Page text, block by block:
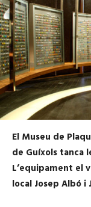
El Museu de
de Guíxols tanca
L’equipament el
local Josep Albó i